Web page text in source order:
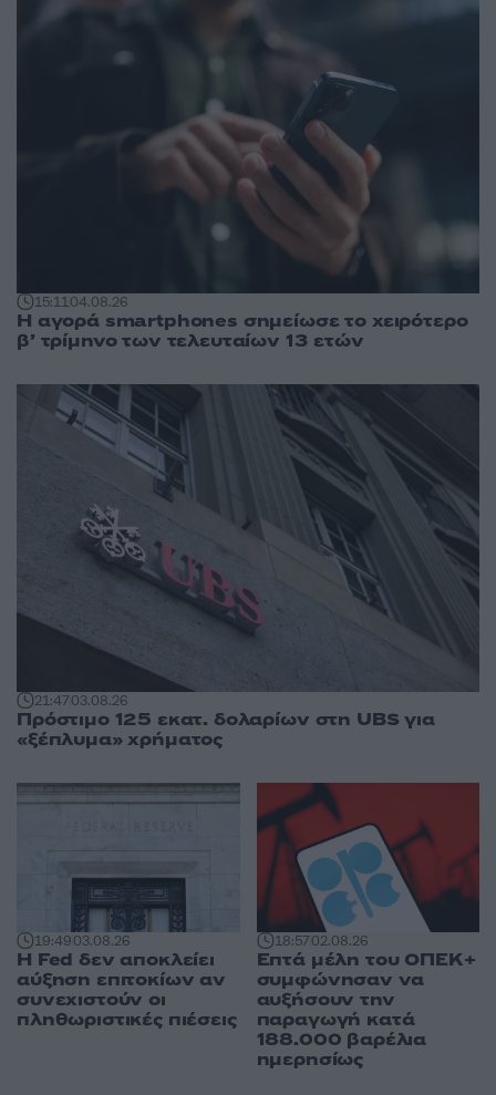
15:1104.08.26
Η αγορά smartphones σημείωσε το χειρότερο
β’ τρίμηνο των τελευταίων 13 ετών
21:4703.08.26
Πρόστιμο 125 εκατ. δολαρίων στη UBS για
«ξέπλυμα» χρήματος
19:4903.08.26
Η Fed δεν αποκλείει
αύξηση επιτοκίων αν
συνεχιστούν οι
πληθωριστικές πιέσεις
18:5702.08.26
Επτά μέλη του ΟΠΕΚ+
συμφώνησαν να
αυξήσουν την
παραγωγή κατά
188.000 βαρέλια
ημερησίως